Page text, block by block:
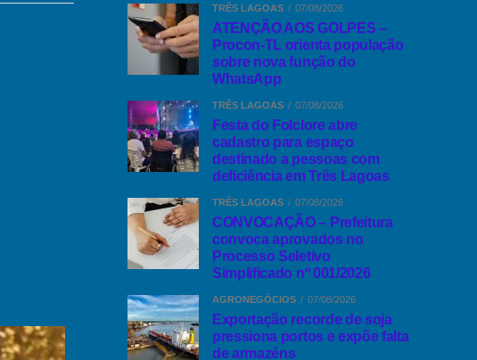
TRÊS LAGOAS 07/08/2026
ATENÇÃO AOS GOLPES –
Procon-TL orienta população
sobre nova função do
WhatsApp
TRÊS LAGOAS 07/08/2026
Festa do Folclore abre
cadastro para espaço
destinado a pessoas com
deficiência em Três Lagoas
TRÊS LAGOAS 07/08/2026
CONVOCAÇÃO – Prefeitura
convoca aprovados no
Processo Seletivo
Simplificado nº 001/2026
AGRONEGÓCIOS 07/08/2026
Exportação recorde de soja
pressiona portos e expõe falta
de armazéns